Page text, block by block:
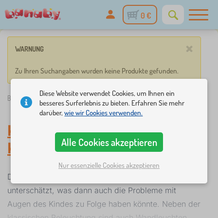
0 €
×
WARNUNG
Zu Ihren Suchangaben wurden keine Produkte gefunden.
Banaby.de »Kindermöbel / Kinderlampen / Kinderwandleuchten
Kinderwandleuchten-
Kinderlampen
Die Wahl der richtigen Kinderbeleuchtung wird oft
unterschätzt, was dann auch die Probleme mit
Augen des Kindes zu Folge haben könnte. Neben der
Diese Website verwendet Cookies, um Ihnen ein
besseres Surferlebnis zu bieten. Erfahren Sie mehr
darüber,wie wir Cookies verwenden.
Alle Cookies akzeptieren
Nur essenzielle Cookies akzeptieren